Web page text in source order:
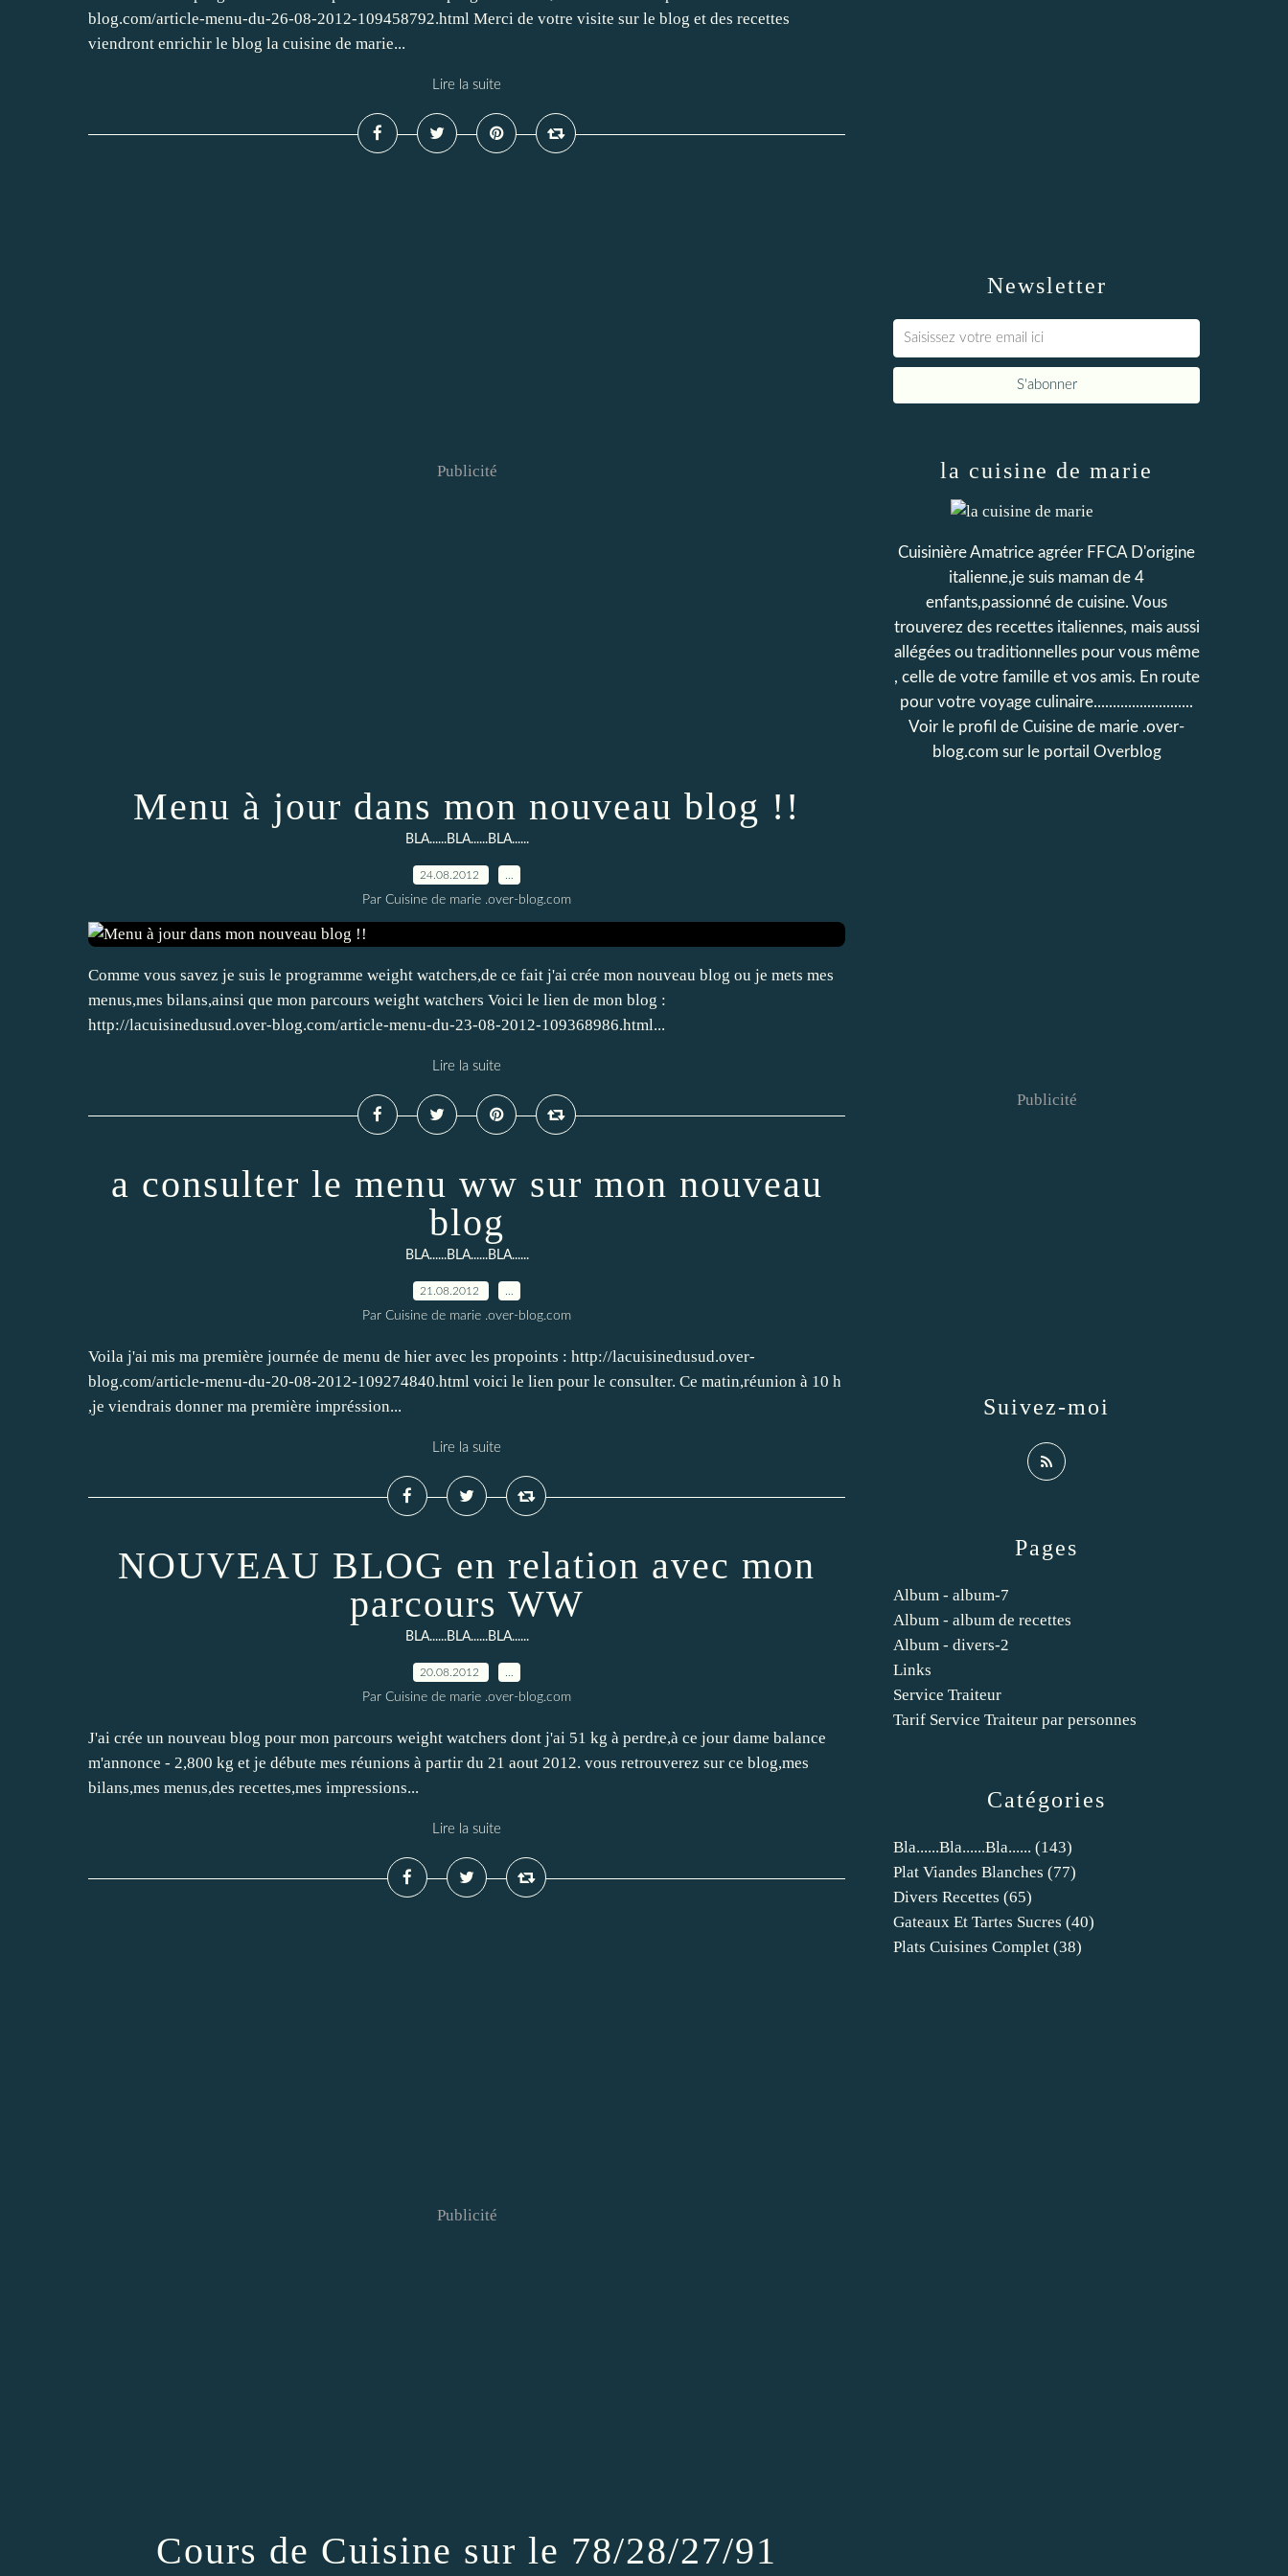
blog.com/article-menu-du-26-08-2012-109458792.html Merci de votre visite sur le blog et des recettes
viendront enrichir le blog la cuisine de marie...
Lire la suite
Publicité
Menu à jour dans mon nouveau blog !!
BLA......BLA......BLA......
24.08.2012
Par Cuisine de marie .over-blog.com
Comme vous savez je suis le programme weight watchers,de ce fait j'ai crée mon nouveau blog ou je mets mes
menus,mes bilans,ainsi que mon parcours weight watchers Voici le lien de mon blog :
http://lacuisinedusud.over-blog.com/article-menu-du-23-08-2012-109368986.html...
Lire la suite
a consulter le menu ww sur mon nouveau
blog
BLA......BLA......BLA......
21.08.2012
Par Cuisine de marie .over-blog.com
Voila j'ai mis ma première journée de menu de hier avec les propoints : http://lacuisinedusud.over-
blog.com/article-menu-du-20-08-2012-109274840.html voici le lien pour le consulter. Ce matin,réunion à 10 h
,je viendrais donner ma première impréssion...
Lire la suite
NOUVEAU BLOG en relation avec mon
parcours WW
BLA......BLA......BLA......
20.08.2012
Par Cuisine de marie .over-blog.com
J'ai crée un nouveau blog pour mon parcours weight watchers dont j'ai 51 kg à perdre,à ce jour dame balance
m'annonce - 2,800 kg et je débute mes réunions à partir du 21 aout 2012. vous retrouverez sur ce blog,mes
bilans,mes menus,des recettes,mes impressions...
Lire la suite
Publicité
Cours de Cuisine sur le 78/28/27/91
Newsletter
Catégories
Bla......bla......bla...... (143)
Plat Viandes Blanches (77)
Divers Recettes (65)
Gateaux Et Tartes Sucres (40)
Plats Cuisines Complet (38)
Pages
Album - album-7
Album - album de recettes
Album - divers-2
Links
Service Traiteur
Tarif Service Traiteur par personnes
la cuisine de marie
Cuisinière Amatrice agréer FFCA D'origine
italienne,je suis maman de 4
enfants,passionné de cuisine. Vous
trouverez des recettes italiennes, mais aussi
allégées ou traditionnelles pour vous même
, celle de votre famille et vos amis. En route
pour votre voyage culinaire..........................
Voir le profil de Cuisine de marie .over-
blog.com sur le portail Overblog
Suivez-moi
Publicité